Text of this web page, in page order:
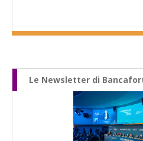
Le Newsletter di